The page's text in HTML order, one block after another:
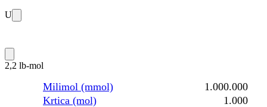
U
2,2 lb-mol
Milimol (mmol)
1.000.000
Krtica (mol)
1.000